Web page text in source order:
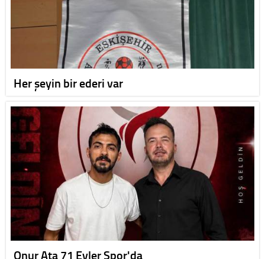
Her şeyin bir ederi var
Onur Ata 71 Evler Spor'da